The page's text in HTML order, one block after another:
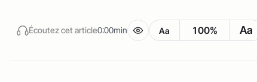
Écoutez cet article0:00min Aa 100% Aa